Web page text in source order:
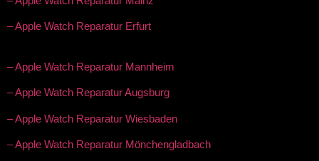
– Apple Watch Reparatur Erfurt
– Apple Watch Reparatur Mannheim
– Apple Watch Reparatur Augsburg
– Apple Watch Reparatur Wiesbaden
– Apple Watch Reparatur Mönchengladbach